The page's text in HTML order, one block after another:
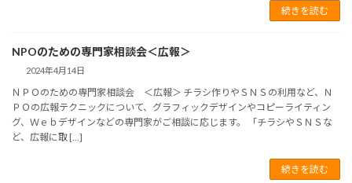
続きを読む
NPOのための専門家相談会＜広報＞
2024年4月14日
ＮＰＯのための専門家相談会 ＜広報＞ チラシ作りやＳＮＳの利用など、Ｎ
ＰＯの広報テクニックについて、グラフィックデザインやコピーライティン
グ、Ｗｅｂデザインなどの専門家がご相談に応じます。 「チラシやＳＮＳな
ど、広報に取 […]
続きを読む